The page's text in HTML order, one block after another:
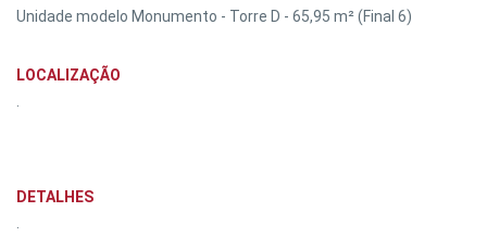
Unidade modelo Monumento - Torre D - 65,95 m² (Final 6)
LOCALIZAÇÃO
DETALHES